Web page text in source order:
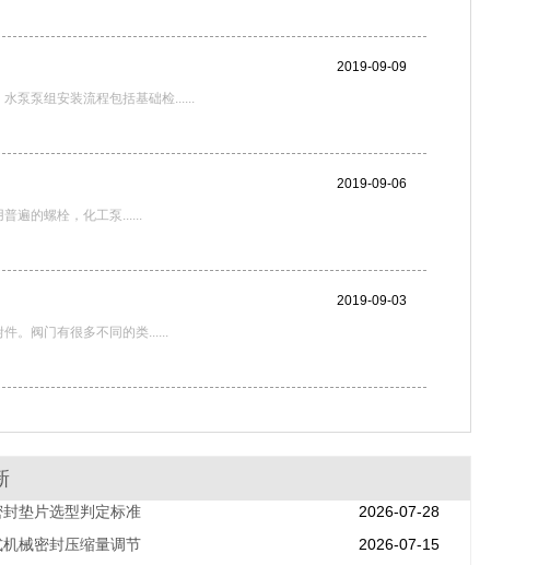
2019-09-09
泵泵组安装流程包括基础检......
2019-09-06
遍的螺栓，化工泵......
2019-09-03
。阀门有很多不同的类......
垫片选型判定标准
2026-07-28
械密封压缩量调节
2026-07-15